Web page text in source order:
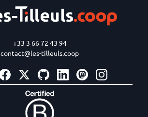
+33 3 66 72 43 94
contact@les-tilleuls.coop